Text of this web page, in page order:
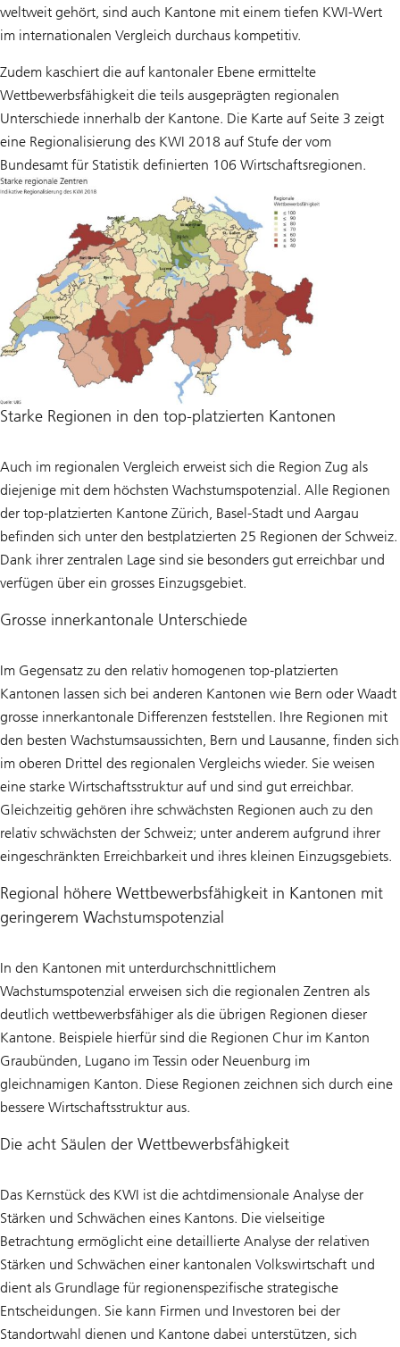
weltweit gehört, sind auch Kantone mit einem tiefen KWI-Wert
im internationalen Vergleich durchaus kompetitiv.
Zudem kaschiert die auf kantonaler Ebene ermittelte
Wettbewerbsfähigkeit die teils ausgeprägten regionalen
Unterschiede innerhalb der Kantone. Die Karte auf Seite 3 zeigt
eine Regionalisierung des KWI 2018 auf Stufe der vom
Bundesamt für Statistik definierten 106 Wirtschaftsregionen.
Starke Regionen in den top-platzierten Kantonen
Auch im regionalen Vergleich erweist sich die Region Zug als
diejenige mit dem höchsten Wachstumspotenzial. Alle Regionen
der top-platzierten Kantone Zürich, Basel-Stadt und Aargau
befinden sich unter den bestplatzierten 25 Regionen der Schweiz.
Dank ihrer zentralen Lage sind sie besonders gut erreichbar und
verfügen über ein grosses Einzugsgebiet.
Grosse innerkantonale Unterschiede
Im Gegensatz zu den relativ homogenen top-platzierten
Kantonen lassen sich bei anderen Kantonen wie Bern oder Waadt
grosse innerkantonale Differenzen feststellen. Ihre Regionen mit
den besten Wachstumsaussichten, Bern und Lausanne, finden sich
im oberen Drittel des regionalen Vergleichs wieder. Sie weisen
eine starke Wirtschaftsstruktur auf und sind gut erreichbar.
Gleichzeitig gehören ihre schwächsten Regionen auch zu den
relativ schwächsten der Schweiz; unter anderem aufgrund ihrer
eingeschränkten Erreichbarkeit und ihres kleinen Einzugsgebiets.
Regional höhere Wettbewerbsfähigkeit in Kantonen mit
geringerem Wachstumspotenzial
In den Kantonen mit unterdurchschnittlichem
Wachstumspotenzial erweisen sich die regionalen Zentren als
deutlich wettbewerbsfähiger als die übrigen Regionen dieser
Kantone. Beispiele hierfür sind die Regionen Chur im Kanton
Graubünden, Lugano im Tessin oder Neuenburg im
gleichnamigen Kanton. Diese Regionen zeichnen sich durch eine
bessere Wirtschaftsstruktur aus.
Die acht Säulen der Wettbewerbsfähigkeit
Das Kernstück des KWI ist die achtdimensionale Analyse der
Stärken und Schwächen eines Kantons. Die vielseitige
Betrachtung ermöglicht eine detaillierte Analyse der relativen
Stärken und Schwächen einer kantonalen Volkswirtschaft und
dient als Grundlage für regionenspezifische strategische
Entscheidungen. Sie kann Firmen und Investoren bei der
Standortwahl dienen und Kantone dabei unterstützen, sich